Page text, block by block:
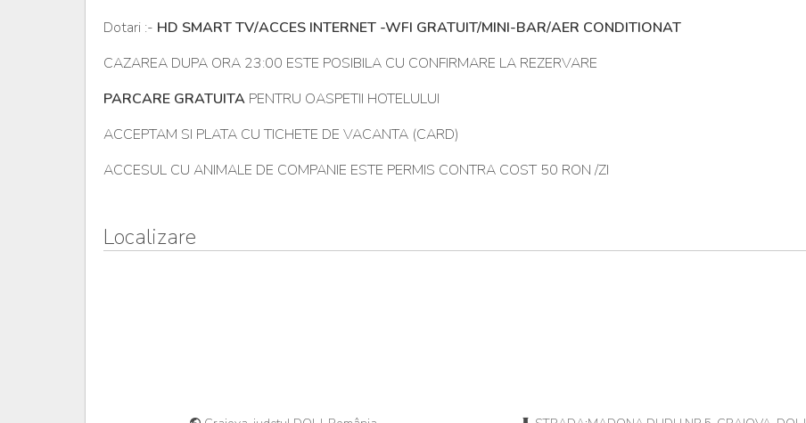
Dotari :- HD SMART TV/ACCES INTERNET -WFI GRATUIT/MINI-BAR/AER CONDITIONAT
CAZAREA DUPA ORA 23:00 ESTE POSIBILA CU CONFIRMARE LA REZERVARE
PARCARE GRATUITA PENTRU OASPETII HOTELULUI
ACCEPTAM SI PLATA CU TICHETE DE VACANTA (CARD)
ACCESUL CU ANIMALE DE COMPANIE ESTE PERMIS CONTRA COST 50 RON /ZI
Localizare